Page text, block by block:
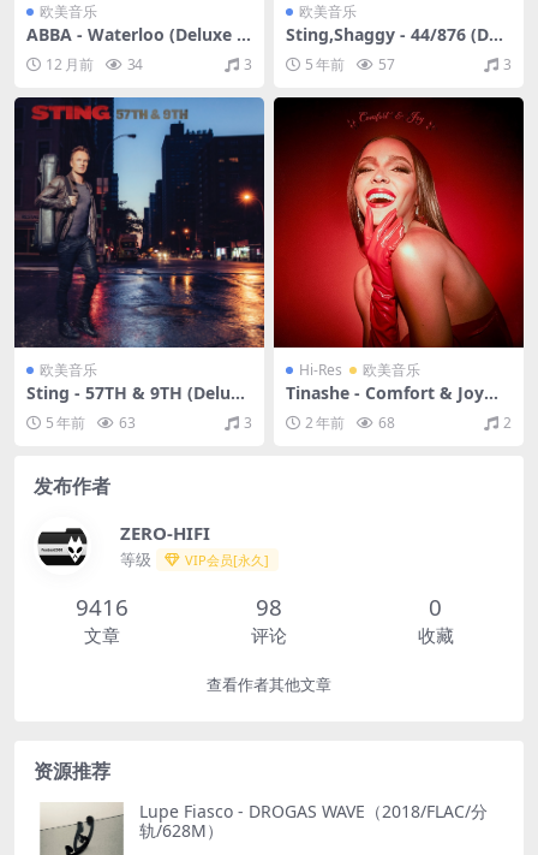
欧美音乐
ABBA - Waterloo (Deluxe E
dition)（1974/FLAC/分轨/3
95M）
12 月前 34 3
欧美音乐
Sting,Shaggy - 44/876 (Del
uxe)（2018/FLAC/分轨/364
M）5 年前 57 3
欧美音乐
Sting - 57TH & 9TH (Delux
e)（2016/FLAC/分轨/357
M）5 年前 63 3
Hi-Res 欧美音乐
Tinashe - Comfort & Joy（2
020/FLAC/EP分轨/206M）
2 年前 68 2
发布作者
ZERO-HIFI
等级 VIP会员[永久]
9416
文章
98
评论
0
收藏
查看作者其他文章
资源推荐
Lupe Fiasco - DROGAS WAVE（2018/FLAC/分
轨/628M）